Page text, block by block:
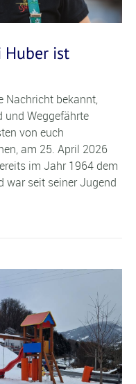
Huber ist
Nachricht bekannt,
und Weggefährte
von euch
am 25. April 2026
im Jahr 1964 dem
war seit seiner Jugend